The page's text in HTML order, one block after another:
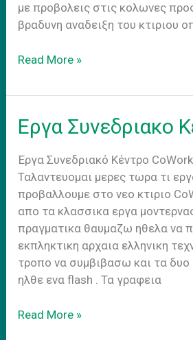
με προβολεις στις κολωνες
βραδυνη αναδειξη του κτιριου
CoWork.gr
εξωτερικα
Read More »
Εργα Συνεδριακο
Έργα Συνεδριακό Κέντρο
Ταλαντευομαι μερες τωρα τι
προβαλλουμε στο νεο κτιριο
απο τα κλασσικα εργα
πραγματικα θαυμαζω ηθελα να
εκπληκτικη αρχαια ελληνικη
τροπο να συμβιβασω και τα
ηλθε ενα flash . Τα γραφεια
Εργα
Read More »